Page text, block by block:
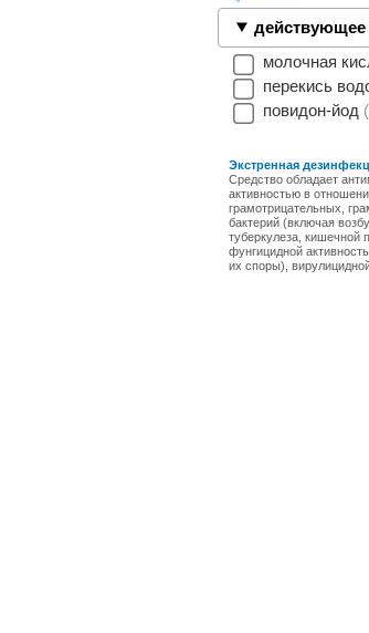
действующее
молочная
перекись
повидон-йод
Экстренная
Средство обладает
активностью в
грамотрицательных,
бактерий (включая
туберкулеза, кишечной
фунгицидной
их споры),